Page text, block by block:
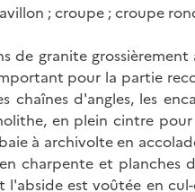
; croupe ; croupe
de granite
pour la partie
chaînes d'angles, les
en plein cintre pour
à archivolte en
charpente et planches
est voûtée en